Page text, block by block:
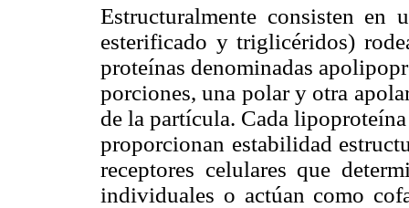
Estructuralmente consisten en
esterificado y triglicéridos)
proteínas denominadas
porciones, una polar y otra
de la partícula. Cada
proporcionan estabilidad
receptores celulares que
individuales o actúan como